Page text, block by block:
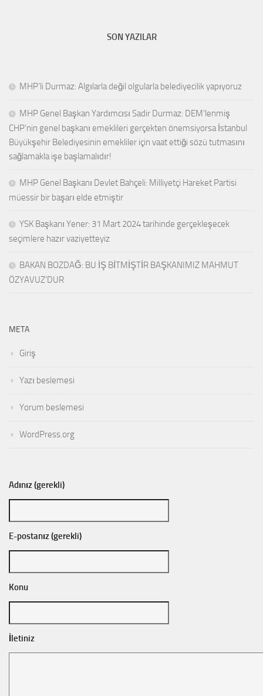
SON YAZILAR
MHP’li Durmaz: Algılarla değil olgularla belediyecilik yapıyoruz
MHP Genel Başkan Yardımcısı Sadir Durmaz: DEM’lenmiş
CHP’nin genel başkanı emeklileri gerçekten önemsiyorsa İstanbul
Büyükşehir Belediyesinin emekliler için vaat ettiği sözü tutmasını
sağlamakla işe başlamalıdır!
MHP Genel Başkanı Devlet Bahçeli: Milliyetçi Hareket Partisi
müessir bir başarı elde etmiştir
YSK Başkanı Yener: 31 Mart 2024 tarihinde gerçekleşecek
seçimlere hazır vaziyetteyiz
BAKAN BOZDAĞ: BU İŞ BİTMİŞTİR BAŞKANIMIZ MAHMUT
ÖZYAVUZ’DUR
META
Giriş
Yazı beslemesi
Yorum beslemesi
WordPress.org
Adınız (gerekli)
E-postanız (gerekli)
Konu
İletiniz